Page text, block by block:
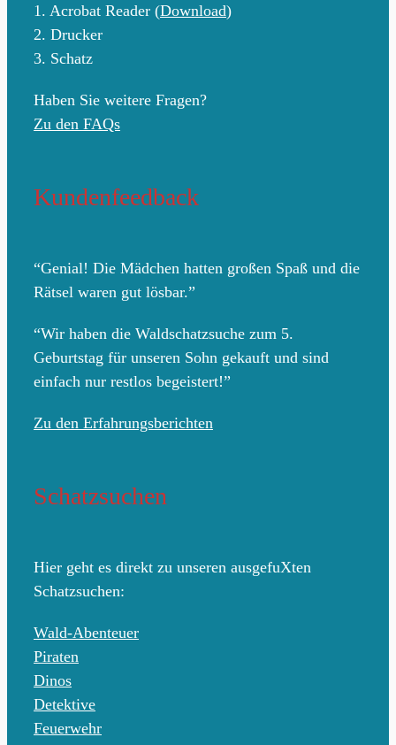
1. Acrobat Reader (Download)
2. Drucker
3. Schatz
Haben Sie weitere Fragen?
Zu den FAQs
Kundenfeedback
“Genial! Die Mädchen hatten großen Spaß und die
Rätsel waren gut lösbar.”
“Wir haben die Waldschatzsuche zum 5.
Geburtstag für unseren Sohn gekauft und sind
einfach nur restlos begeistert!”
Zu den Erfahrungsberichten
Schatzsuchen
Hier geht es direkt zu unseren ausgefuXten
Schatzsuchen:
Wald-Abenteuer
Piraten
Dinos
Detektive
Feuerwehr